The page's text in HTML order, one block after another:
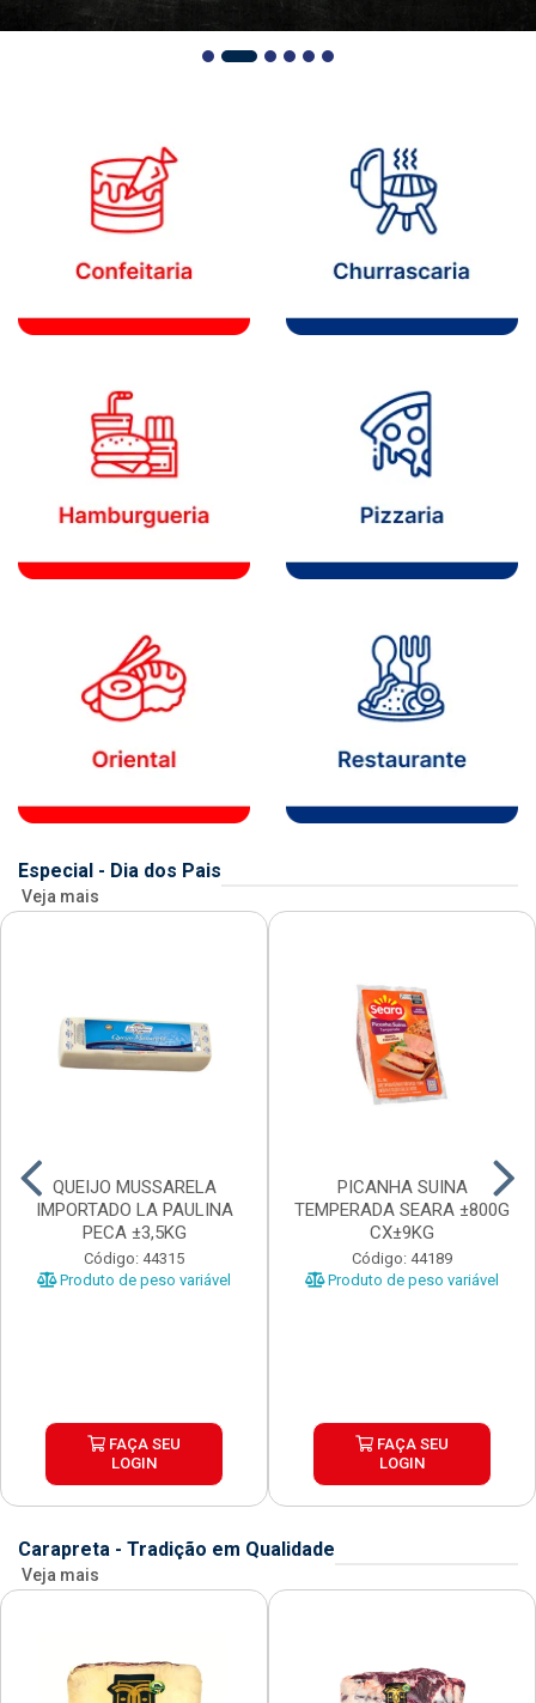
Especial - Dia dos Pais
Veja mais
QUEIJO MUSSARELA
IMPORTADO LA PAULINA
PECA ±3,5KG
Código: 44315
Produto de peso variável
FAÇA SEU
LOGIN
PICANHA SUINA
TEMPERADA SEARA ±800G
CX±9KG
Código: 44189
Produto de peso variável
FAÇA SEU
LOGIN
Carapreta - Tradição em Qualidade
Veja mais